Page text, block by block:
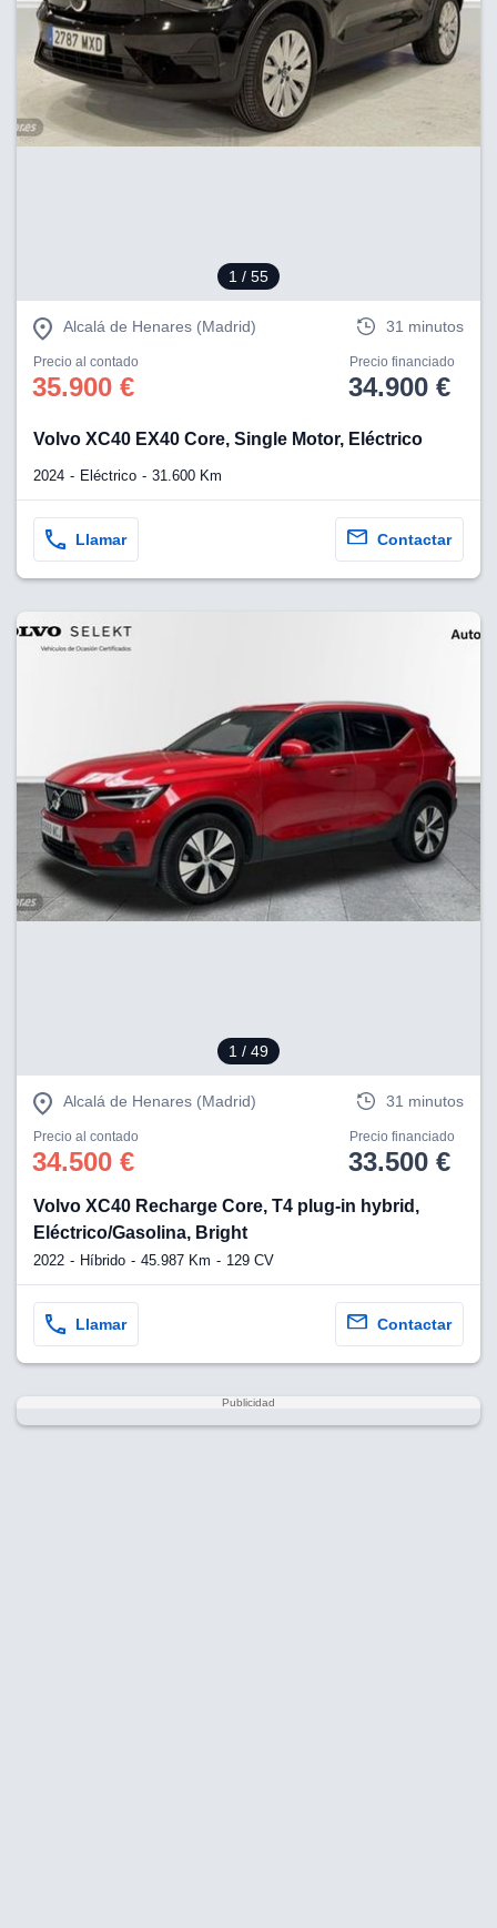
1 / 55
Alcalá de Henares (Madrid) 31 minutos
Precio al contado
35.900 €
Precio financiado
34.900 €
Volvo XC40 EX40 Core, Single Motor, Eléctrico
2024 Eléctrico 31.600 Km
Llamar Contactar
1 / 49
Alcalá de Henares (Madrid) 31 minutos
Precio al contado
34.500 €
Precio financiado
33.500 €
Volvo XC40 Recharge Core, T4 plug-in hybrid,
Eléctrico/Gasolina, Bright
2022 Híbrido 45.987 Km 129 CV
Llamar Contactar